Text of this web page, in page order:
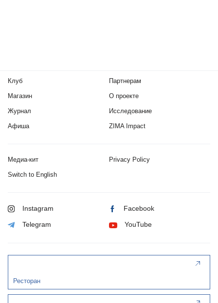
Клуб
Магазин
Журнал
Афиша
Партнерам
О проекте
Исследование
ZIMA Impact
Медиа-кит Privacy Policy
Switch to English
Instagram Facebook
Telegram YouTube
Ресторан